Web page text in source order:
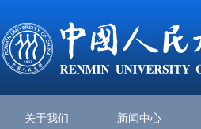
关于我们 新闻中心